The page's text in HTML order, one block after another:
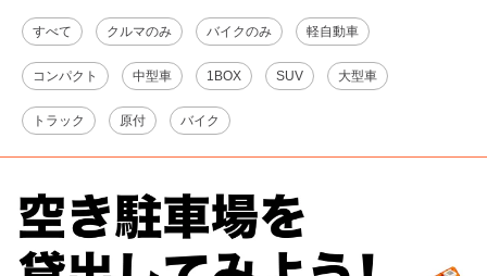
すべて クルマのみ バイクのみ 軽自動車
コンパクト 中型車 1BOX SUV 大型車
トラック 原付 バイク